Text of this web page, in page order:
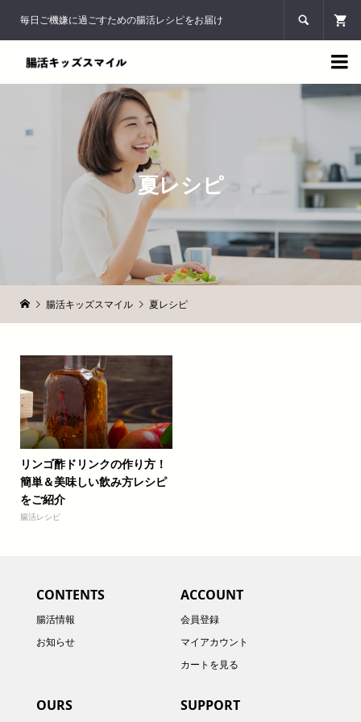
毎日ご機嫌に過ごすための腸活レシピをお届け 

夏レシピ
腸活キッズスマイル 夏レシピ
リンゴ酢ドリンクの作り方！
簡単＆美味しい飲み方レシピ
をご紹介
腸活レシピ
CONTENTS
腸活情報
お知らせ
ACCOUNT
会員登録
マイアカウント
カートを見る
OURS SUPPORT